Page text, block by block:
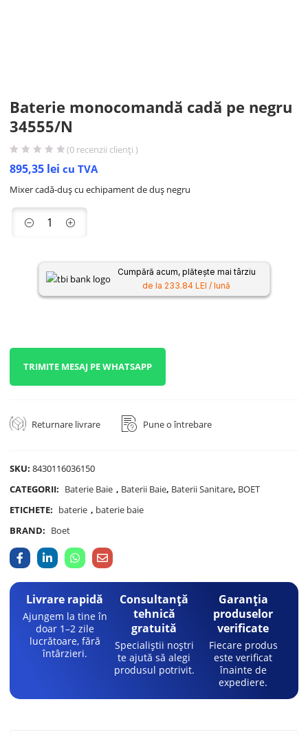
Baterie monocomandă cadă pe negru
34555/N
(0 recenzii clienți )
895,35 lei cu TVA
Mixer cadă-duș cu echipament de duș negru
Cumpără acum, plătește mai târziu
de la 233.84 LEI / lună
TRIMITE MESAJ PE WHATSAPP
Returnare livrare Pune o întrebare
SKU:8430116036150
CATEGORII: Baterie Baie , Baterii Baie, Baterii Sanitare, BOET
ETICHETE: baterie , baterie baie
BRAND: Boet
Livrare rapidă
Ajungem la tine în
doar 1–2 zile
lucrătoare, fără
întârzieri.
Consultanță
tehnică
gratuită
Specialiștii noștri
te ajută să alegi
produsul potrivit.
Garanția
produselor
verificate
Fiecare produs
este verificat
înainte de
expediere.